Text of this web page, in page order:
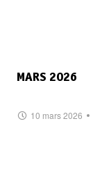
MARS 2026
10 mars 2026